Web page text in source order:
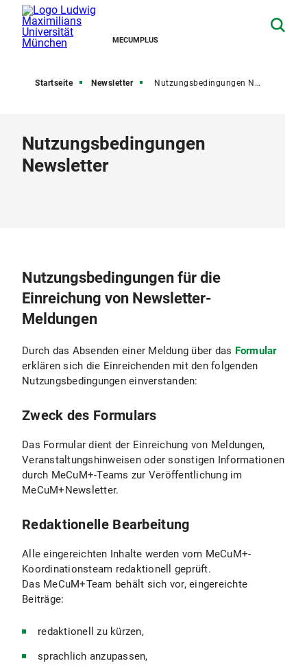
MECUMPLUS
Startseite Newsletter Nutzungsbedingungen Newsletter
Nutzungsbedingungen
Newsletter
Nutzungsbedingungen für die
Einreichung von Newsletter-
Meldungen
Durch das Absenden einer Meldung über das Formular
erklären sich die Einreichenden mit den folgenden
Nutzungsbedingungen einverstanden:
Zweck des Formulars
Das Formular dient der Einreichung von Meldungen,
Veranstaltungshinweisen oder sonstigen Informationen
durch MeCuM+-Teams zur Veröffentlichung im
MeCuM+Newsletter.
Redaktionelle Bearbeitung
Alle eingereichten Inhalte werden vom MeCuM+-
Koordinationsteam redaktionell geprüft.
Das MeCuM+Team behält sich vor, eingereichte
Beiträge:
redaktionell zu kürzen,
sprachlich anzupassen,